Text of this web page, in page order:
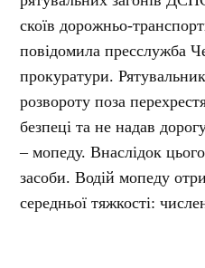
скоїв дорожньо-
повідомила пресслужба
прокуратури.
розвороту поза
безпеці та не надав
– мопеду. Внаслідок
засоби. Водій мопеду
середньої тяжкості: